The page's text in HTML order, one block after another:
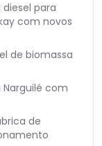
para
com novos
de biomassa
com
de